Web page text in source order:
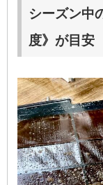
シーズン中
度》が目安